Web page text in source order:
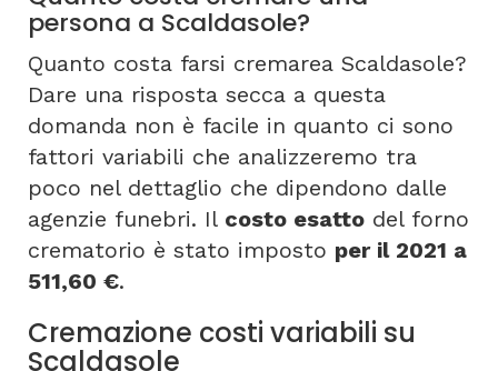
persona a Scaldasole?
Quanto costa farsi cremarea Scaldasole?
Dare una risposta secca a questa
domanda non è facile in quanto ci sono
fattori variabili che analizzeremo tra
poco nel dettaglio che dipendono dalle
agenzie funebri. Il costo esatto del forno
crematorio è stato imposto per il 2021 a
511,60 €.
Cremazione costi variabili su
Scaldasole